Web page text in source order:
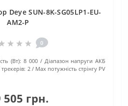
Deye SUN-8K-SG05LP1-EU-
AM2-P
0
(Вт): 8 000
Діапазон напруги АКБ
2
Max потужність стрінгу PV
505 грн.